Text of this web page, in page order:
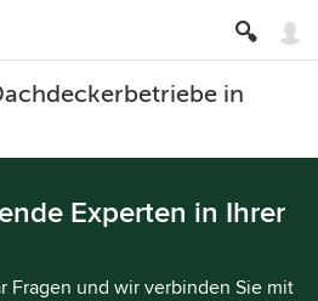
in
Experten in Ihrer
Fragen und wir verbinden Sie mit